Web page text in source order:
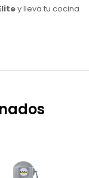
y lleva tu cocina